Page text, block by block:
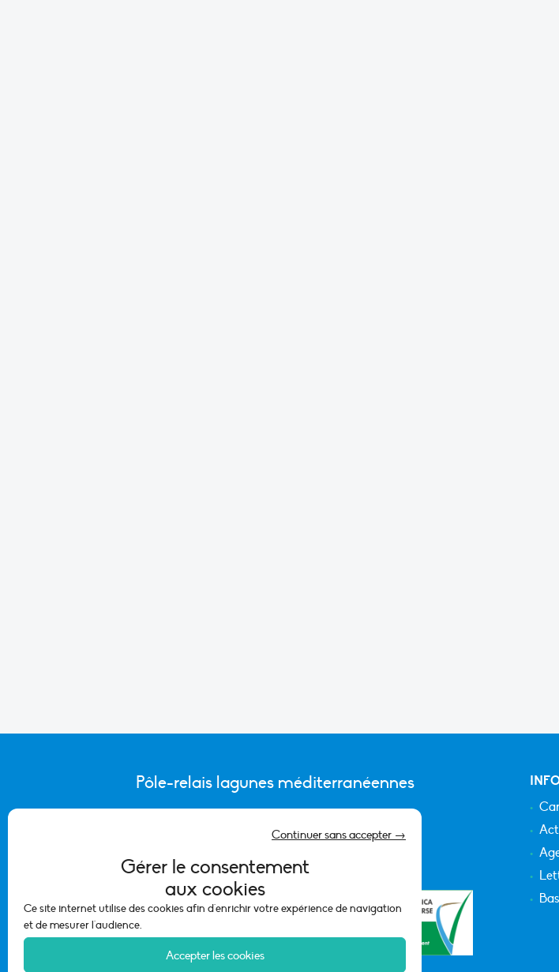
Gérer le consentement
aux cookies
Ce site internet utilise des cookies afin d'enrichir votre expérience de navigation
et de mesurer l'audience.
Accepter les cookies
Continuer sans accepter →
Pôle-relais lagunes méditerranéennes
CONTACTER L’ÉQUIPE DU PÔLE